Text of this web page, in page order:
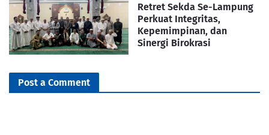
Retret Sekda Se-Lampung
Perkuat Integritas,
Kepemimpinan, dan
Sinergi Birokrasi
Post a Comment